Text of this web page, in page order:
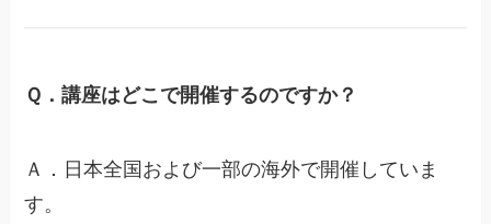
Ｑ．講座はどこで開催するのですか？
Ａ．日本全国および一部の海外で開催していま
す。